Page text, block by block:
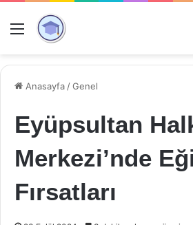
Menü
Anasayfa /Genel
Eyüpsultan
Merkezi’nde
Fırsatları